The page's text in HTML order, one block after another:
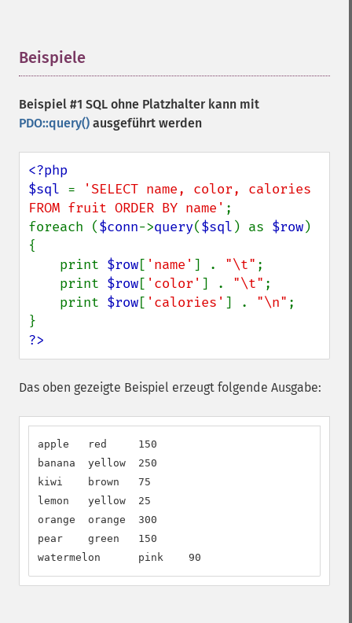
Beispiele
Beispiel #1 SQL ohne Platzhalter kann mit
PDO::query() ausgeführt werden
<?php
$sql =
'SELECT name, color, calories
FROM fruit ORDER BY name' ;
foreach ($conn->query($sql ) as $row)
{
    print
$row[ 'name' ] . "\t" ;
    print
$row[ 'color' ] . "\t" ;
    print
$row[ 'calories' ] . "\n" ;
?>
Das oben gezeigte Beispiel erzeugt folgende Ausgabe:
apple   red     150
banana  yellow  250
kiwi    brown   75
lemon   yellow  25
orange  orange  300
pear    green   150
watermelon      pink    90